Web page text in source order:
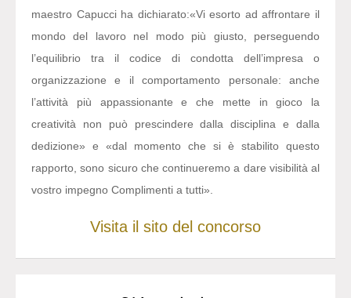
maestro Capucci ha dichiarato:«Vi esorto ad affrontare il
mondo del lavoro nel modo più giusto, perseguendo
l’equilibrio tra il codice di condotta dell’impresa o
organizzazione e il comportamento personale: anche
l’attività più appassionante e che mette in gioco la
creatività non può prescindere dalla disciplina e dalla
dedizione» e «dal momento che si è stabilito questo
rapporto, sono sicuro che continueremo a dare visibilità al
vostro impegno Complimenti a tutti».
Visita il sito del concorso